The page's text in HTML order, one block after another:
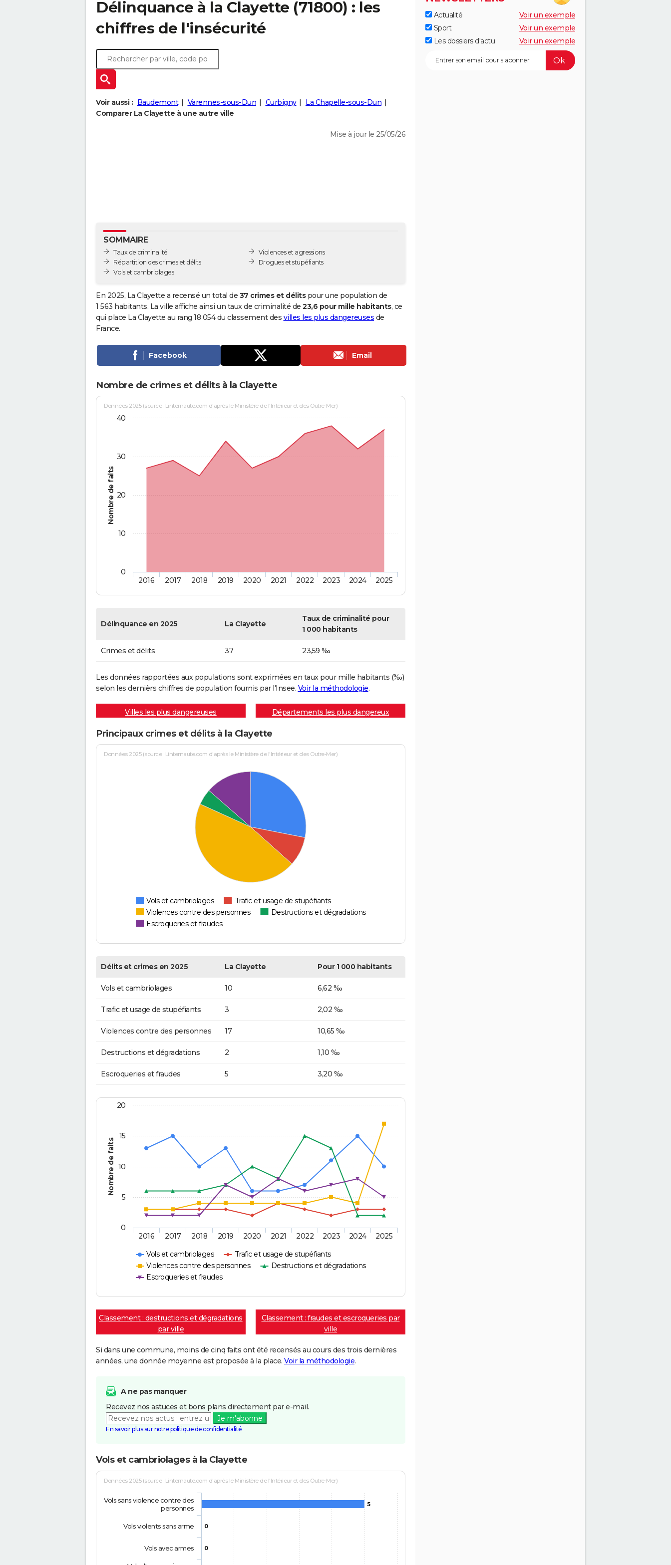
Délinquance à la Clayette (71800) : les
chiffres de l'insécurité
Voir aussi : Baudemont Varennes-sous-Dun Curbigny
La Chapelle-sous-Dun
Comparer La Clayette à une autre ville
Mise à jour le 25/05/26
SOMMAIRE
Taux de criminalité
Répartition des crimes et délits
Vols et cambriolages
Violences et agressions
Drogues et stupéfiants
En 2025, La Clayette a recensé un total de 37 crimes et délitspour une population de
1 563 habitants. La ville affiche ainsi un taux de criminalité de 23,6 pour mille habitants, ce
qui place La Clayette au rang 18 054 du classement des villes les plus dangereuses de
France.
Facebook Email
Nombre de crimes et délits à la Clayette
Nombre de faits
Données 2025 (source : Linternaute.com d'après le Ministère de l'Intérieur et des Outre-Mer)
2016 2017 2018 2019 2020 2021 2022 2023 2024 2025
0
10
20
30
40
Délinquance en 2025 La Clayette
Taux de criminalité pour
1 000 habitants
Crimes et délits 37 23,59 ‰
Les données rapportées aux populations sont exprimées en taux pour mille habitants (‰)
selon les dernièrs chiffres de population fournis par l'Insee. Voir la méthodologie.
Villes les plus dangereuses Départements les plus dangereux
Principaux crimes et délits à la Clayette
Données 2025 (source : Linternaute.com d'après le Ministère de l'Intérieur et des Outre-Mer)
Vols et cambriolages
Trafic et usage de stupéfiants
Violences contre des personnes
Destructions et dégradations
Escroqueries et fraudes
Délits et crimes en 2025 La Clayette Pour 1 000 habitants
Vols et cambriolages 10 6,62 ‰
Trafic et usage de stupéfiants 3 2,02 ‰
Violences contre des personnes 17 10,65 ‰
Destructions et dégradations 2 1,10 ‰
Escroqueries et fraudes 5 3,20 ‰
Nombre de faits
Vols et cambriolages
Trafic et usage de stupéfiants
Violences contre des personnes
Destructions et dégradations
Escroqueries et fraudes
2016 2017 2018 2019 2020 2021 2022 2023 2024 2025
0
5
10
15
20
Classement : destructions et dégradations
par ville
Classement : fraudes et escroqueries par
ville
Si dans une commune, moins de cinq faits ont été recensés au cours des trois dernières
années, une donnée moyenne est proposée à la place. Voir la méthodologie.
A ne pas manquer
Recevez nos astuces et bons plans directement par e-mail.
Je m'abonne
En savoir plus sur notre politique de confidentialité
Vols et cambriolages à la Clayette
Données 2025 (source : Linternaute.com d'après le Ministère de l'Intérieur et des Outre-Mer)
5
0
0
Vols sans violence contre des
personnes
Vols violents sans arme
Vols avec armes
Actualité
Voir un exemple
Sport
Voir un exemple
Les dossiers d'actu
Voir un exemple